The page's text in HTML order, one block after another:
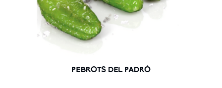
PEBROTS DEL PADRÓ